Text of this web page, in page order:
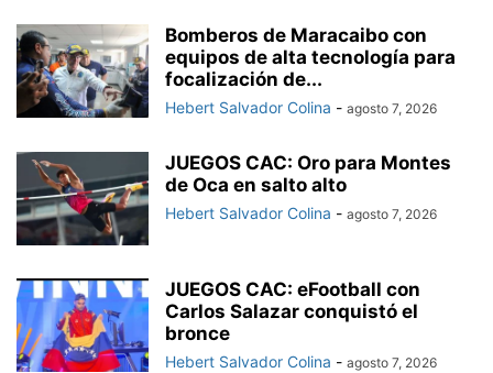
Bomberos de Maracaibo con
equipos de alta tecnología para
focalización de...
Hebert Salvador Colina - agosto 7, 2026
JUEGOS CAC: Oro para Montes
de Oca en salto alto
Hebert Salvador Colina - agosto 7, 2026
JUEGOS CAC: eFootball con
Carlos Salazar conquistó el
bronce
Hebert Salvador Colina - agosto 7, 2026